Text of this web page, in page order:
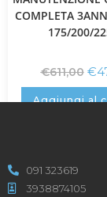
COMPLETA
175/200/
€611,00 €
Aggiungi al
091 323619
3938874105